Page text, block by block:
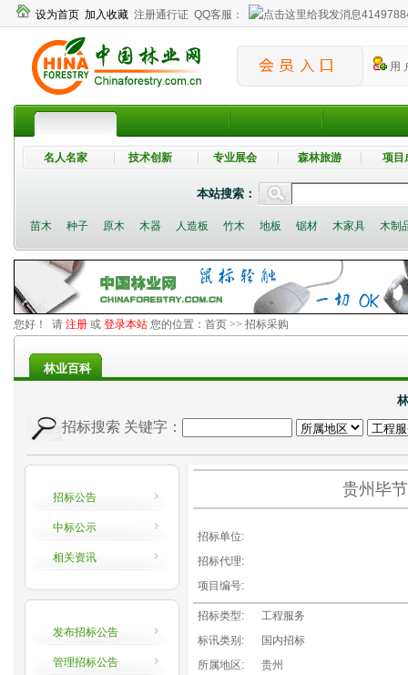
设为首页 加入收藏 注册通行证 QQ客服：
用
名人名家 技术创新 专业展会 森林旅游 项目
本站搜索：
苗木 种子 原木 木器 人造板 竹木 地板 锯材 木家具 木制
您好！ 请 注册 或 登录本站 您的位置： 首页 >> 招标采购
林业百科
招标搜索 关键字：
招标公告
中标公示
相关资讯
发布招标公告
管理招标公告
贵州毕
招标单位:
招标代理:
项目编号:
招标类型:
工程服务
标讯类别:
国内招标
所属地区:
贵州